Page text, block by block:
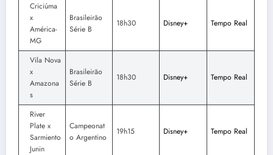
Criciúma
x
América-
MG
Brasileirão
Série B
18h30 Disney+ Tempo Real
Vila Nova
x
Amazona
s
Brasileirão
Série B
18h30 Disney+ Tempo Real
River
Plate x
Sarmiento
Junin
Campeonat
o Argentino
19h15 Disney+ Tempo Real